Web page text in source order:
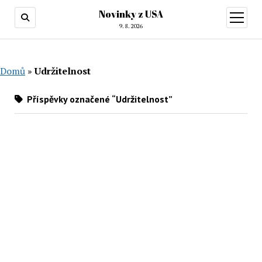
Novinky z USA
9. 8. 2026
otevřít
menu
Domů »Udržitelnost
Příspěvky označené “Udržitelnost”